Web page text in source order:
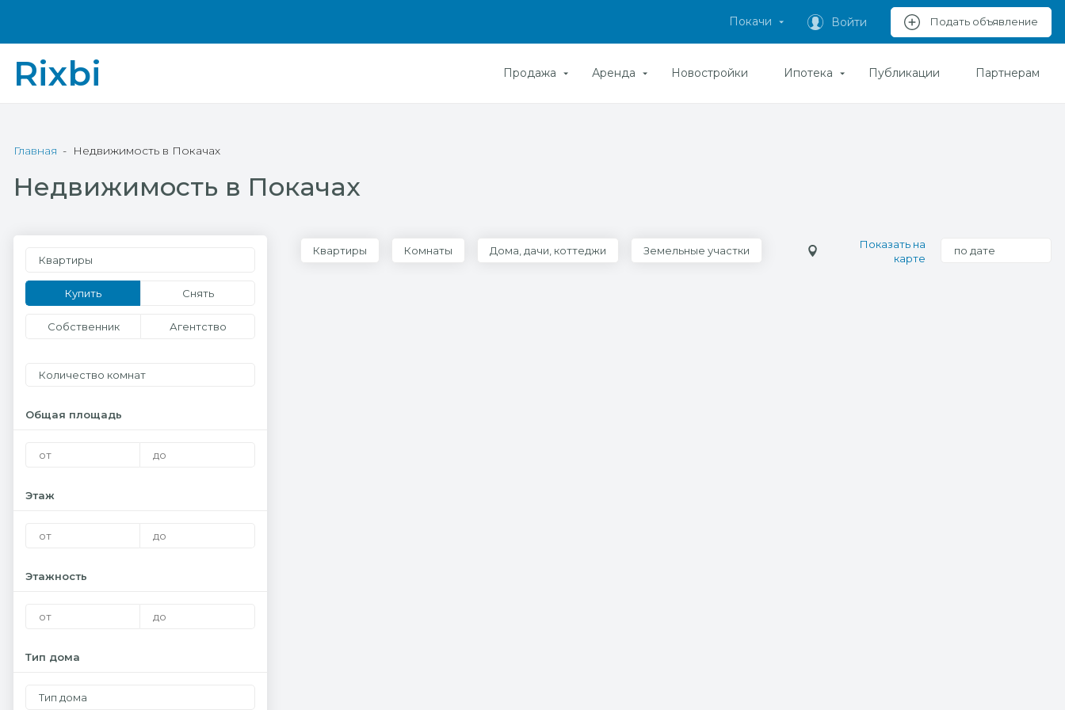
Покачи Войти Подать объявление
Rixbi Продажа Аренда Новостройки Ипотека Публикации Партнерам
Главная Недвижимость в Покачах
Недвижимость в Покачах
Квартиры
Купить Снять
Собственник Агентство
Количество комнат
Общая площадь
Этаж
Этажность
Тип дома
Тип дома
Квартиры Комнаты Дома, дачи, коттеджи Земельные участки
Показать на
карте
по дате